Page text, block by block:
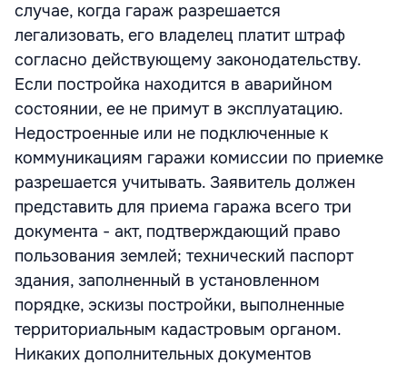
случае, когда гараж разрешается
легализовать, его владелец платит штраф
согласно действующему законодательству.
Если постройка находится в аварийном
состоянии, ее не примут в эксплуатацию.
Недостроенные или не подключенные к
коммуникациям гаражи комиссии по приемке
разрешается учитывать. Заявитель должен
представить для приема гаража всего три
документа - акт, подтверждающий право
пользования землей; технический паспорт
здания, заполненный в установленном
порядке, эскизы постройки, выполненные
территориальным кадастровым органом.
Никаких дополнительных документов